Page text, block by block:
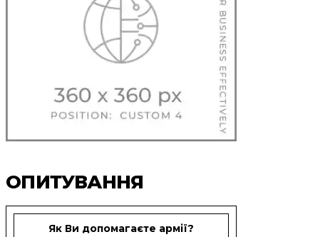
ОПИТУВАННЯ
Як Ви допомагаєте армії?